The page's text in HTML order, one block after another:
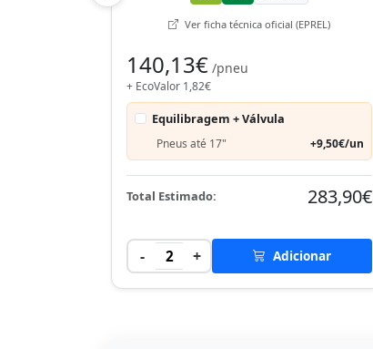
Ver ficha técnica oficial (EPREL)
140,13€ /pneu
+ EcoValor 1,82€
Equilibragem + Válvula
Pneus até 17" +9,50€/un
Total Estimado: 283,90€
- 2 + Adicionar